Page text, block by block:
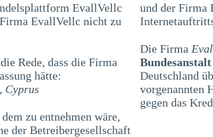
EvallVellc
Rede, dass die Firma
hätte:
Cyprus
dem zu entnehmen wäre,
der Betreibergesellschaft
und der Firma
Die Firma
Deutschland
vorgenannten
gegen das